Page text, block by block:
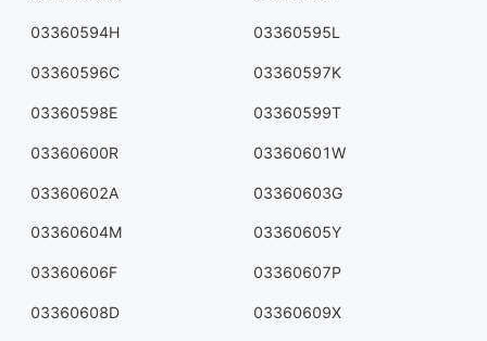
03360594H 03360595L
03360596C 03360597K
03360598E 03360599T
03360600R 03360601W
03360602A 03360603G
03360604M 03360605Y
03360606F 03360607P
03360608D 03360609X